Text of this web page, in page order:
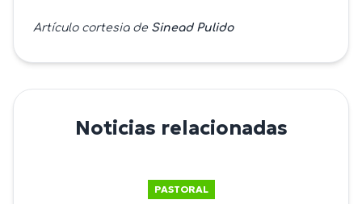
Artículo cortesia de Sinead Pulido
Noticias relacionadas
PASTORAL